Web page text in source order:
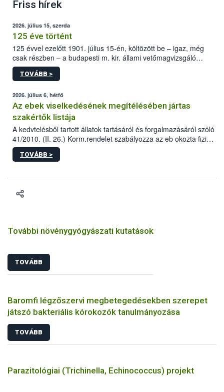
Friss hírek
2026. július 15, szerda
125 éve történt
125 évvel ezelőtt 1901. július 15-én, költözött be – igaz, még
csak részben – a budapesti m. kir. állami vetőmagvizsgáló
állomás a Kis Rókus utca 15. szám alatti, Czigler Győző által
tervezett új épületébe.
TOVÁBB >
2026. július 6, hétfő
Az ebek viselkedésének megítélésében jártas
szakértők listája
A kedvtelésből tartott állatok tartásáról és forgalmazásáról szóló
41/2010. (II. 26.) Korm.rendelet szabályozza az eb okozta fizikai
sérülés, illetve ennek veszélye keletkezésekor felmerülő
hatósági feladatokat, valamint a veszélyes eb tartását és annak
vonni az ebek viselkedésének megítélésében jártas szakértőt.
TOVÁBB >
További növénygyógyászati kutatások
TOVÁBB
Baromfi légzőszervi megbetegedésekben szerepet
játszó bakteriális kórokozók tanulmányozása
TOVÁBB
Parazitológiai (Trichinella, Echinococcus) projekt